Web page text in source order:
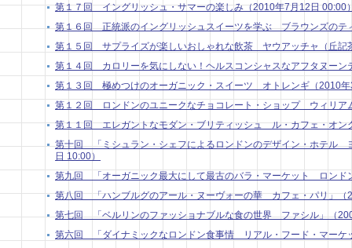
第１７回 イングリッシュ・サマーの楽しみ（2010年7月12日 00:00
第１６回 正統派のイングリッシュスイーツを学ぶ ブラウンズのテ
第１５回 サプライズが楽しいおしゃれな飲茶 ヤウアッチャ（丘記
第１４回 カロリーを気にしない！ヘルスコンシャスなアフタヌーン
第１３回 極めつけのオーガニック・スイーツ オトレンギ（2010年
第１２回 ロンドンのユニークなチョコレート・ショップ ウィリア
第１１回 エレガントなモダン・ブリティッシュ ル・カフェ・オン
第十回 「ミシュラン・シェフによるロンドンのデザイン・ホテル
日 10:00）
第九回 「オーガニック最大にして最古のバラ・マーケット ロン
第八回 「ハンブルグのアール・ヌーヴォーの華 カフェ・パリ」（
第七回 「ベルリンのファッショナブルな食の世界 ファシル」（
第六回 「ダイナミックなロンドン食事情 リアル・フード・マー